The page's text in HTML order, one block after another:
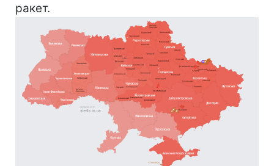
ракет.